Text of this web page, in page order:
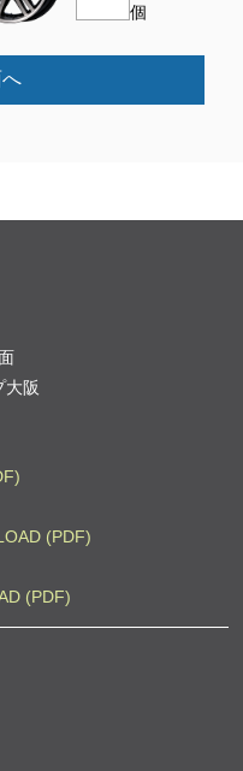
個
大阪
(PDF)
(PDF)